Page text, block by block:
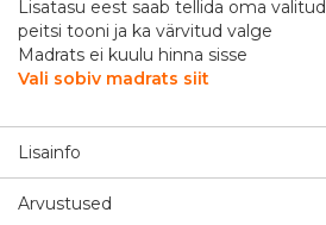
Lisatasu eest saab tellida oma valitud
peitsi tooni ja ka värvitud valge
Madrats ei kuulu hinna sisse
Vali sobiv madrats siit
Lisainfo
Arvustused